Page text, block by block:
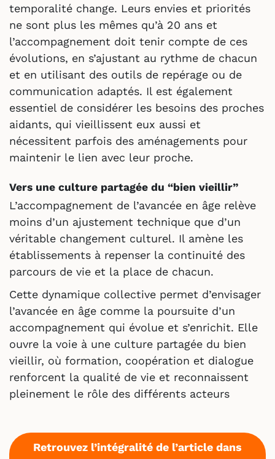
temporalité change. Leurs envies et priorités
ne sont plus les mêmes qu’à 20 ans et
l’accompagnement doit tenir compte de ces
évolutions, en s’ajustant au rythme de chacun
et en utilisant des outils de repérage ou de
communication adaptés. Il est également
essentiel de considérer les besoins des proches
aidants, qui vieillissent eux aussi et
nécessitent parfois des aménagements pour
maintenir le lien avec leur proche.
Vers une culture partagée du “bien vieillir”
L’accompagnement de l’avancée en âge relève
moins d’un ajustement technique que d’un
véritable changement culturel. Il amène les
établissements à repenser la continuité des
parcours de vie et la place de chacun.
Cette dynamique collective permet d’envisager
l’avancée en âge comme la poursuite d’un
accompagnement qui évolue et s’enrichit. Elle
ouvre la voie à une culture partagée du bien
vieillir, où formation, coopération et dialogue
renforcent la qualité de vie et reconnaissent
pleinement le rôle des différents acteurs
Retrouvez l’intégralité de l’article dans